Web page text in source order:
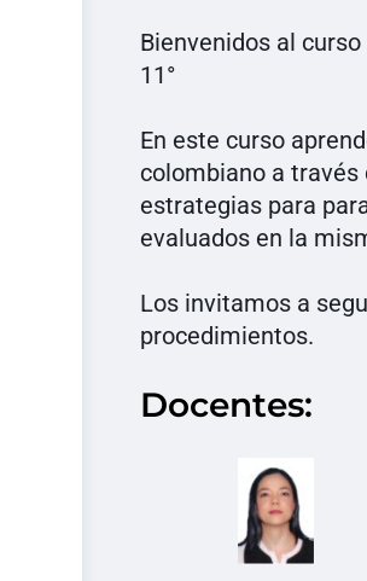
Bienvenidos al
11°
En este curso
colombiano a través
estrategias para
evaluados en la
Los invitamos a
procedimientos.
Docentes: